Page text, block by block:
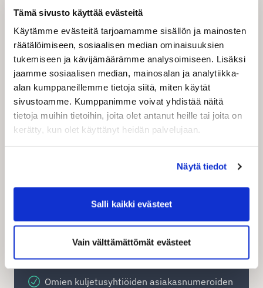
Tämä sivusto käyttää evästeitä
Käytämme evästeitä tarjoamamme sisällön ja mainosten
räätälöimiseen, sosiaalisen median ominaisuuksien
tukemiseen ja kävijämäärämme analysoimiseen. Lisäksi
jaamme sosiaalisen median, mainosalan ja analytiikka-
alan kumppaneillemme tietoja siitä, miten käytät
sivustoamme. Kumppanimme voivat yhdistää näitä
tietoja muihin tietoihin, joita olet antanut heille tai joita on
kerätty, kun olet käyttänyt heidän palvelujaan.
Näytä tiedot
Salli kaikki evästeet
Vain välttämättömät evästeet
monipuoliset kuljetusvaihtoehdot eri tarpeisiin.
maailmanlaajuiset kuriirilähetykset, kotimaan
ovelta ovelle -toimitukset, noutopistelähetykset,
rahdit sekä tietyillä alueilla saman päivän
toimitukset, tunnin pikakuljetukset ja
kirjelähetykset.
Rekisteröidy nyt
Kaikki toimitustavat kotimaan- ja
Maksu vain tehdyistä lähetyksistä - ei
piilokuluja
Osoitekorttien tulostus ja EDI-lähetykset
Osoitekorttien massatulostukset
Omien kuljetusyhtiöiden asiakasnumeroiden